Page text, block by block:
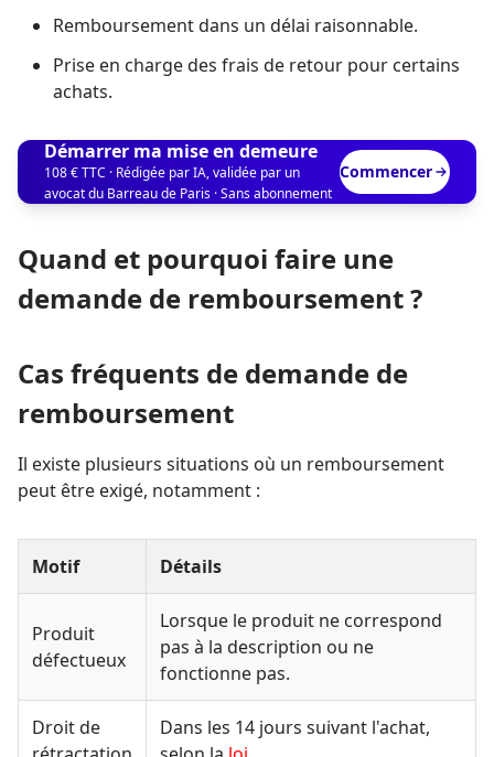
Remboursement dans un délai raisonnable.
Prise en charge des frais de retour pour certains
achats.
Démarrer ma mise en demeure
108 € TTC · Rédigée par IA, validée par un
avocat du Barreau de Paris · Sans abonnement
Commencer
Quand et pourquoi faire une
demande de remboursement ?
Cas fréquents de demande de
remboursement
Il existe plusieurs situations où un remboursement
peut être exigé, notamment :
Motif Détails
Produit
défectueux
Lorsque le produit ne correspond
pas à la description ou ne
fonctionne pas.
Droit de
Dans les 14 jours suivant l'achat,